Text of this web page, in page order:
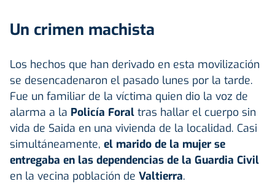
Un crimen machista
Los hechos que han derivado en esta movilización
se desencadenaron el pasado lunes por la tarde.
Fue un familiar de la víctima quien dio la voz de
alarma a la Policía Foral tras hallar el cuerpo sin
vida de Saida en una vivienda de la localidad. Casi
simultáneamente, el marido de la mujer se
entregaba en las dependencias de la Guardia Civil
en la vecina población de Valtierra.